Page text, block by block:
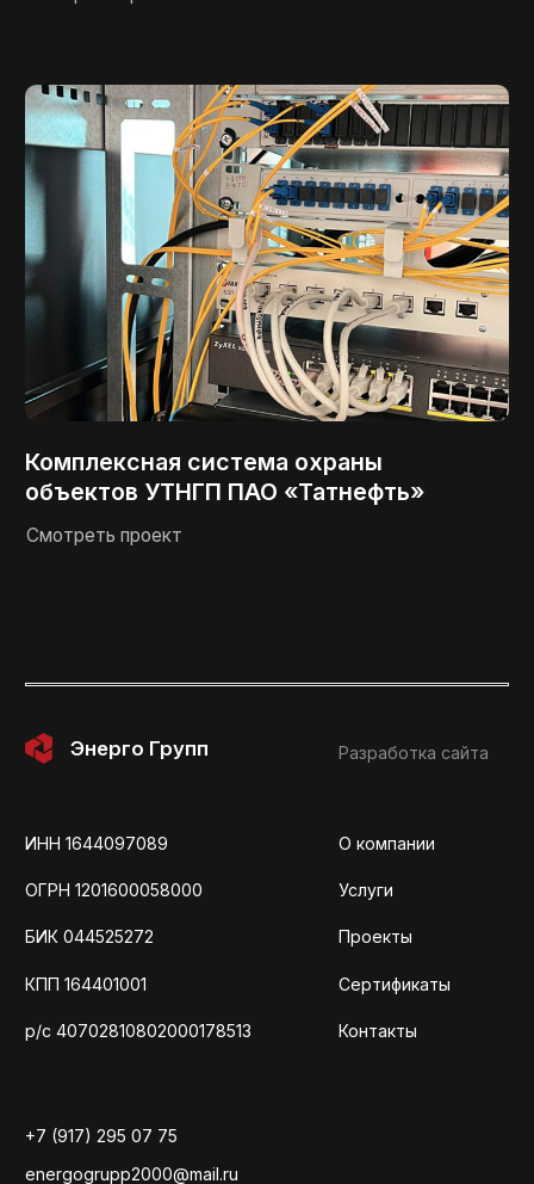
О компании
Услуги
Проекты
Сертификаты
Контакты
2020 - 2026 ООО «Энерго Групп»
Разработка сайта
Энерго Групп
+7 (917) 295 07 75
energogrupp2000@mail.ru
ИНН 1644097089
ОГРН 1201600058000
БИК 044525272
р/с 40702810802000178513